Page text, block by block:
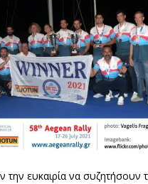
την ευκαιρία να συζητήσουν